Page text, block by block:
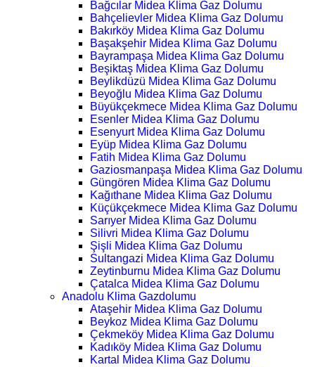
Bağcılar Midea Klima Gaz Dolumu
Bahçelievler Midea Klima Gaz Dolumu
Bakırköy Midea Klima Gaz Dolumu
Başakşehir Midea Klima Gaz Dolumu
Bayrampaşa Midea Klima Gaz Dolumu
Beşiktaş Midea Klima Gaz Dolumu
Beylikdüzü Midea Klima Gaz Dolumu
Beyoğlu Midea Klima Gaz Dolumu
Büyükçekmece Midea Klima Gaz Dolumu
Esenler Midea Klima Gaz Dolumu
Esenyurt Midea Klima Gaz Dolumu
Eyüp Midea Klima Gaz Dolumu
Fatih Midea Klima Gaz Dolumu
Gaziosmanpaşa Midea Klima Gaz Dolumu
Güngören Midea Klima Gaz Dolumu
Kağıthane Midea Klima Gaz Dolumu
Küçükçekmece Midea Klima Gaz Dolumu
Sarıyer Midea Klima Gaz Dolumu
Silivri Midea Klima Gaz Dolumu
Şişli Midea Klima Gaz Dolumu
Sultangazi Midea Klima Gaz Dolumu
Zeytinburnu Midea Klima Gaz Dolumu
Çatalca Midea Klima Gaz Dolumu
Anadolu Klima Gazdolumu
Ataşehir Midea Klima Gaz Dolumu
Beykoz Midea Klima Gaz Dolumu
Çekmeköy Midea Klima Gaz Dolumu
Kadıköy Midea Klima Gaz Dolumu
Kartal Midea Klima Gaz Dolumu